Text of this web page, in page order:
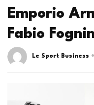
Emporio
Fabio
Le Sport Business